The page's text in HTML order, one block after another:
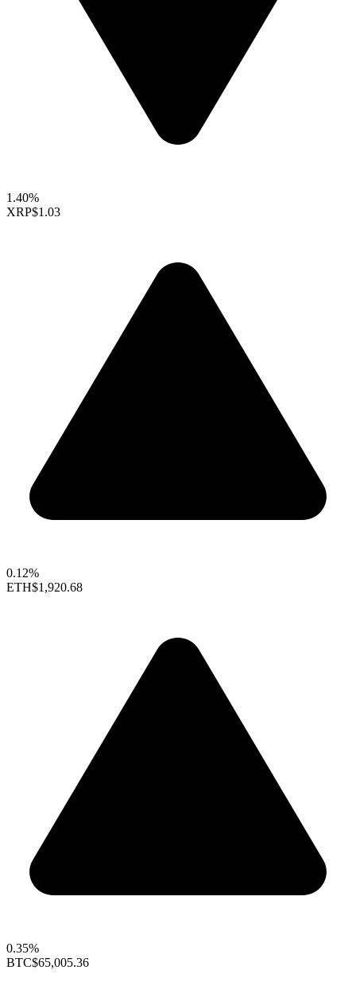
1.40%
XRP$1.03
0.12%
ETH$1,920.68
0.35%
BTC$65,005.36